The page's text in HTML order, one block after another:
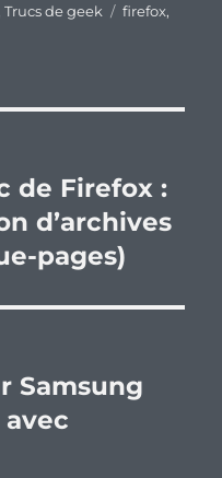
Trucs de geek Étiquettes
firefox,
de Firefox :
d’archives
pages)
Samsung
avec